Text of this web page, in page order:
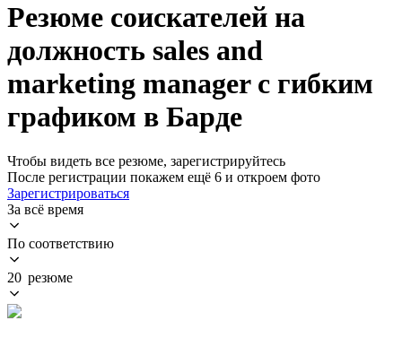
Резюме соискателей на
должность sales and
marketing manager с гибким
графиком в Барде
Чтобы видеть все резюме, зарегистрируйтесь
После регистрации покажем ещё 6 и откроем фото
Зарегистрироваться
За всё время
По соответствию
20 резюме